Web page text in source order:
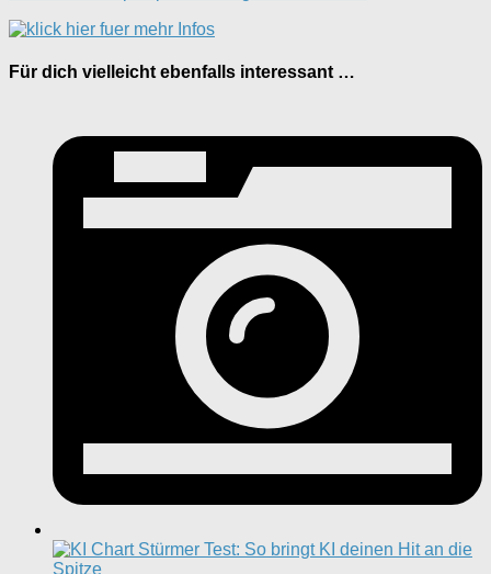
Für dich vielleicht ebenfalls interessant …